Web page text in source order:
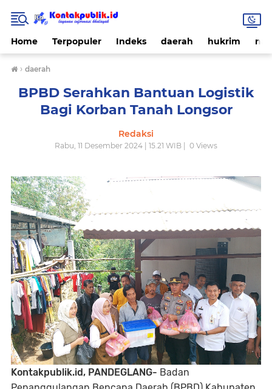
Home Terpopuler Indeks daerah hukrim
› daerah
BPBD Serahkan Bantuan Logistik
Bagi Korban Tanah Longsor
Redaksi
Rabu, 11 Desember 2024 | 15.21 WIB | 0 Views
Kontakpublik.id, PANDEGLANG- Badan